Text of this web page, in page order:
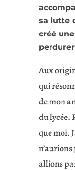
sa lutte
créé
Aux
qui
de mon
du lycée.
que moi.
allions